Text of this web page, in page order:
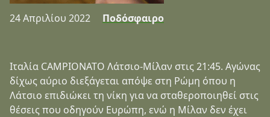
24 Απριλίου 2022 Ποδόσφαιρο
Ιταλία CAMPIONATO Λάτσιο-Μίλαν στις 21:45. Αγώνας
δίχως αύριο διεξάγεται απόψε στη Ρώμη όπου η
Λάτσιο επιδιώκει τη νίκη για να σταθεροποιηθεί στις
θέσεις που οδηγούν Ευρώπη, ενώ η Μίλαν δεν έχει